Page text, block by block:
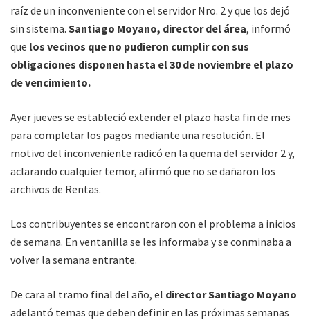
raíz de un inconveniente con el servidor Nro. 2 y que los dejó
sin sistema. Santiago Moyano, director del área, informó
que los vecinos que no pudieron cumplir con sus
obligaciones disponen hasta el 30 de noviembre el plazo
de vencimiento.
Ayer jueves se estableció extender el plazo hasta fin de mes
para completar los pagos mediante una resolución. El
motivo del inconveniente radicó en la quema del servidor 2 y,
aclarando cualquier temor, afirmó que no se dañaron los
archivos de Rentas.
Los contribuyentes se encontraron con el problema a inicios
de semana. En ventanilla se les informaba y se conminaba a
volver la semana entrante.
De cara al tramo final del año, el director Santiago Moyano
adelantó temas que deben definir en las próximas semanas